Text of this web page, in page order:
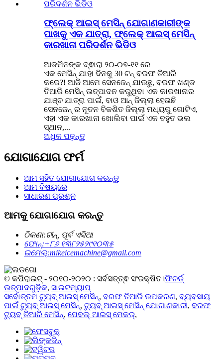
ଫ୍ଲେକ୍ ଆଇସ୍ ମେସିନ୍ ଯୋଗାଣକାରୀଙ୍କ
ପାଖକୁ ଏକ ଯାତ୍ରା, ଫ୍ଲେକ୍ ଆଇସ୍ ମେସିନ୍
କାରଖାନା ପରିଦର୍ଶନ ଭିଡିଓ
ଆଡମିନଙ୍କ ଦ୍ଵାରା ୨୦-୦୭-୧୧ ରେ
ଏକ ମେସିନ୍ ଯାହା ଦିନକୁ 30 ଟନ୍ ବରଫ ତିଆରି
କରେ?! ଆଜି ଆମେ ସେନଜେନ୍ ଯାଉଛୁ, ବରଫ ଖଣ୍ଡ
ତିଆରି ମେସିନ୍ ଉତ୍ପାଦନ କରୁଥିବା ଏକ କାରଖାନାର
ଯାଞ୍ଚ ଯାତ୍ରା ପାଇଁ, ବାଓ ଆନ୍ ଜିଲ୍ଲା ହେଉଛି
ସେନଜେନ୍ ର ନୂତନ ବିକଶିତ ଜିଲ୍ଲା ମଧ୍ୟରୁ ଗୋଟିଏ,
ଏହା ଏକ କାରଖାନା ଖୋଲିବା ପାଇଁ ଏକ ବହୁତ ଭଲ
ସ୍ଥାନ,...
ଅଧିକ ପଢ଼ନ୍ତୁ
ଯୋଗାଯୋଗ ଫର୍ମ
ଆମ ସହିତ ଯୋଗାଯୋଗ କରନ୍ତୁ
ଆମ ବିଷୟରେ
ସାଧାରଣ ପ୍ରଶ୍ନ
ଆମକୁ ଯୋଗାଯୋଗ କରନ୍ତୁ
ଠିକଣା:ଚୀନ୍, ପୂର୍ବ ଏସିଆ
ଫୋନ୍:+୮୬ ୧୩୮୨୫୨୯୧୦୩୫
ଇମେଲ୍:mikeicemachine@gmail.com
© କପିରାଇଟ୍ - ୨୦୧୦-୨୦୨୦ : ସର୍ବସତ୍ତ୍ଵ ସଂରକ୍ଷିତ।ଫିଚର୍ଡ୍
ଉତ୍ପାଦଗୁଡ଼ିକ, ସାଇଟମ୍ୟାପ୍
ସର୍ବୋତ୍ତମ ଟ୍ୟୁବ୍ ଆଇସ୍ ମେସିନ୍, ବରଫ ତିଆରି ଉପକରଣ, ବ୍ୟବସାୟ
ପାଇଁ ଟ୍ୟୁବ୍ ଆଇସ୍ ମେସିନ୍, ଟ୍ୟୁବ୍ ଆଇସ୍ ମେସିନ୍ ଯୋଗାଣକାରୀ, ବରଫ
ଟ୍ୟୁବ୍ ତିଆରି ମେସିନ୍, ପେବଲ୍ ଆଇସ୍ ମେକର୍,